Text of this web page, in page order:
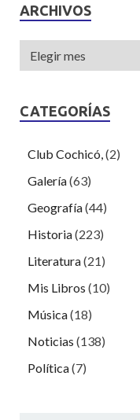
ARCHIVOS
CATEGORÍAS
Club Cochicó,(2)
Galería(63)
Geografía(44)
Historia(223)
Literatura(21)
Mis Libros (10)
Música(18)
Noticias (138)
Política(7)